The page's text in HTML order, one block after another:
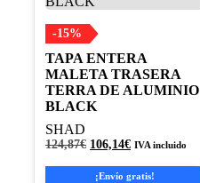
-15%
TAPA ENTERA
MALETA TRASERA
TERRA DE ALUMINIO
BLACK
SHAD
124,87€ El
original
106,14€El
actual
IVA incluido
¡Envío gratis!